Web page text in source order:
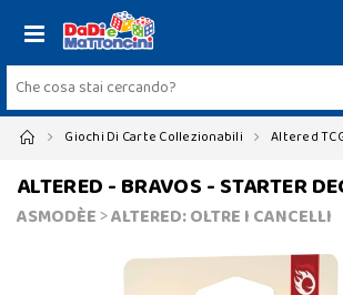
Giochi Di Carte Collezionabili Altered
ALTERED - BRAVOS - STARTER
ASMODÈE>ALTERED: OLTRE I CANCELLI